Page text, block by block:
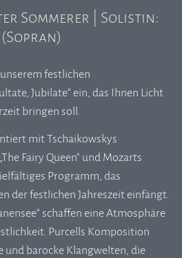
Sommerer | Solistin:
festlichen
Jubilate“ ein, das Ihnen Licht
bringen soll.
mit Tschaikowskys
Fairy Queen“ und Mozarts
Programm, das
der festlichen Jahreszeit einfängt.
schaffen eine Atmosphäre
Purcells Komposition
barocke Klangwelten, die